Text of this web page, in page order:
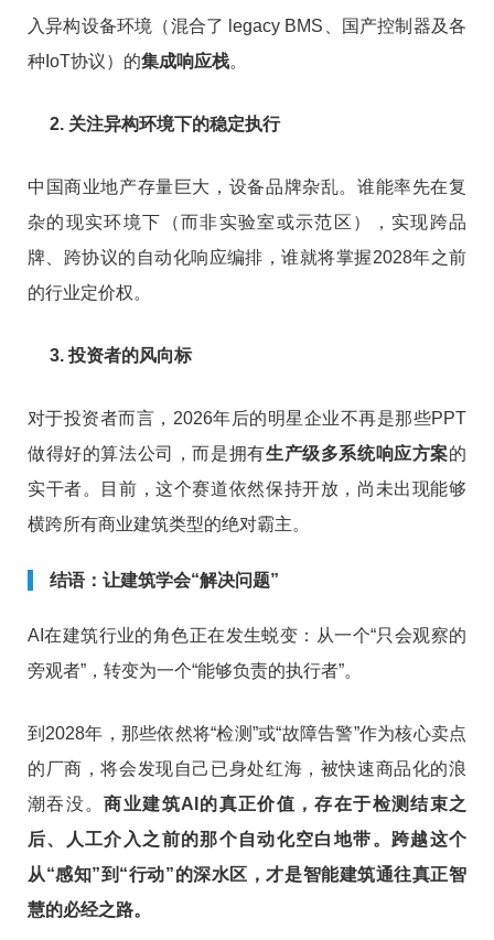
入异构设备环境（混合了 legacy BMS、国产控制器及各
种IoT协议）的集成响应栈。
2. 关注异构环境下的稳定执行
中国商业地产存量巨大，设备品牌杂乱。谁能率先在复
杂的现实环境下（而非实验室或示范区），实现跨品
牌、跨协议的自动化响应编排，谁就将掌握2028年之前
的行业定价权。
3. 投资者的风向标
对于投资者而言，2026年后的明星企业不再是那些PPT
做得好的算法公司，而是拥有生产级多系统响应方案的
实干者。目前，这个赛道依然保持开放，尚未出现能够
横跨所有商业建筑类型的绝对霸主。
结语：让建筑学会“解决问题”
AI在建筑行业的角色正在发生蜕变：从一个“只会观察的
旁观者”，转变为一个“能够负责的执行者”。
到2028年，那些依然将“检测”或“故障告警”作为核心卖点
的厂商，将会发现自己已身处红海，被快速商品化的浪
潮吞没。商业建筑AI的真正价值，存在于检测结束之
后、人工介入之前的那个自动化空白地带。跨越这个
从“感知”到“行动”的深水区，才是智能建筑通往真正智
慧的必经之路。